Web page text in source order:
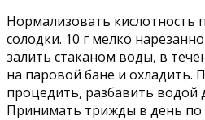
Нормализовать кислотность
солодки. 10 г мелко
залить стаканом воды, в
на паровой бане и охладить.
процедить, разбавить водой
Принимать трижды в день по